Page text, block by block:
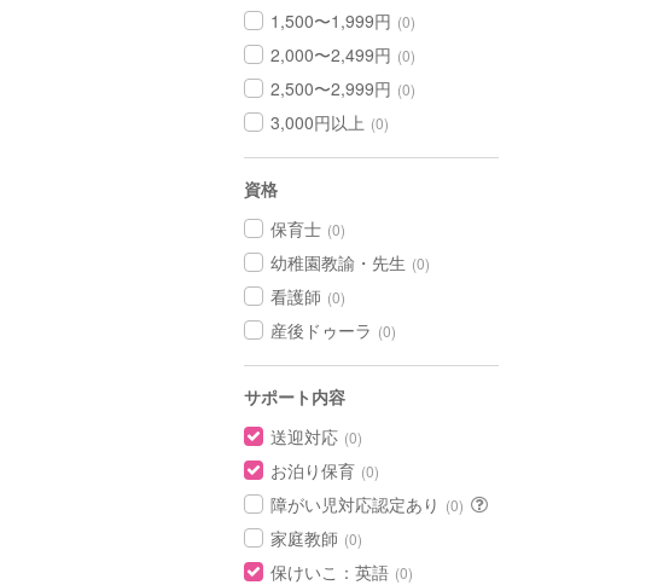
1,500〜1,999円 (0)
2,000〜2,499円 (0)
2,500〜2,999円 (0)
3,000円以上 (0)
資格
保育士 (0)
幼稚園教諭・先生 (0)
看護師 (0)
産後ドゥーラ (0)
サポート内容
送迎対応 (0)
お泊り保育 (0)
障がい児対応認定あり (0)
家庭教師 (0)
保けいこ：英語 (0)